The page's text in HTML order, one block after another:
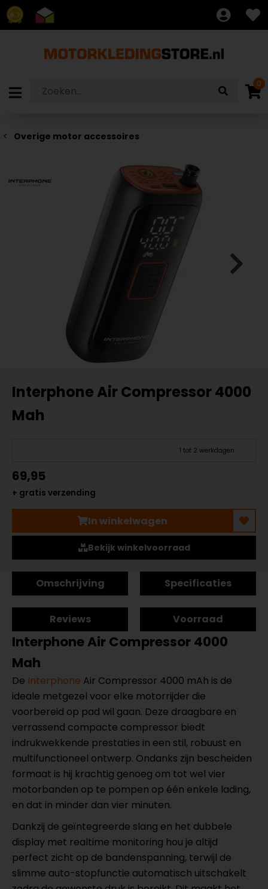
8.7
0
Overige motor accessoires
Interphone Air Compressor 4000
Mah
1 tot 2 werkdagen
69,95
+ gratis verzending
In winkelwagen
Bekijk winkelvoorraad
Omschrijving Specificaties
Reviews Voorraad
Interphone Air Compressor 4000
Mah
De Interphone Air Compressor 4000 mAh is de
ideale metgezel voor elke motorrijder die
voorbereid op pad wil gaan. Deze draagbare en
verrassend compacte compressor biedt
indrukwekkende prestaties in een stil, robuust en
multifunctioneel ontwerp. Ondanks zijn bescheiden
formaat is hij krachtig genoeg om tot wel vier
motorbanden op te pompen op één enkele lading,
en dat in minder dan vier minuten.
Dankzij de geïntegreerde slang en het dubbele
display met realtime monitoring hou je altijd
perfect zicht op de bandenspanning, terwijl de
slimme auto-stopfunctie automatisch uitschakelt